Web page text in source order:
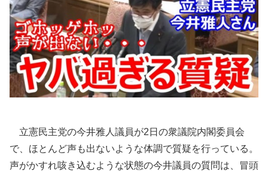
立憲民主党の今井雅人議員が2日の衆議院内閣委員会
で、ほとんど声も出ないような体調で質疑を行っている。
声がかすれ咳き込むような状態の今井議員の質問は、冒頭